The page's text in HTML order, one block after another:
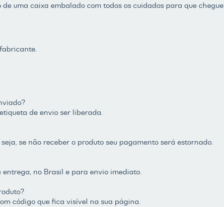
uma caixa embalado com todos os cuidados para que chegue
de envio ser liberada.
se não receber o produto seu pagamento será estornado.
entrega, no Brasil e para envio imediato.
código que fica visível na sua página.